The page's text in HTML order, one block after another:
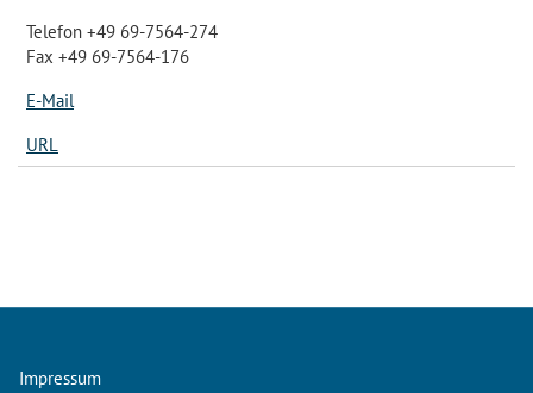
Telefon +49 69-7564-274
Fax +49 69-7564-176
E-Mail
URL
Impressum